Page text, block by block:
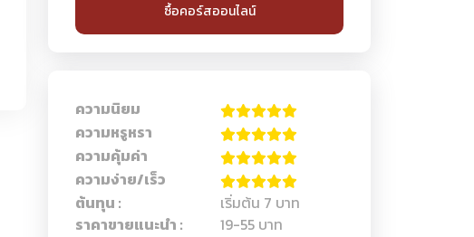
ซื้อคอร์สออนไลน์
ความนิยม
ความหรูหรา
ความคุ้มค่า
ความง่าย/เร็ว
ต้นทุน :
เริ่มต้น 7 บาท
ราคาขายแนะนำ :
19-55 บาท